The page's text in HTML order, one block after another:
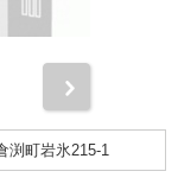
渕町岩氷215-1